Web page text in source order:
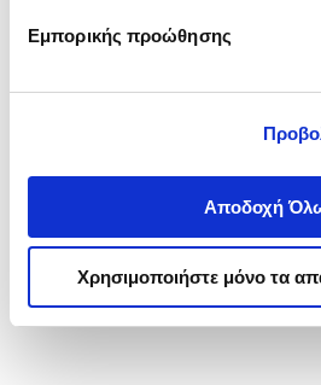
Εμπορικής προώθησης
Αποδοχή
Χρησιμοποιήστε μόνο τα